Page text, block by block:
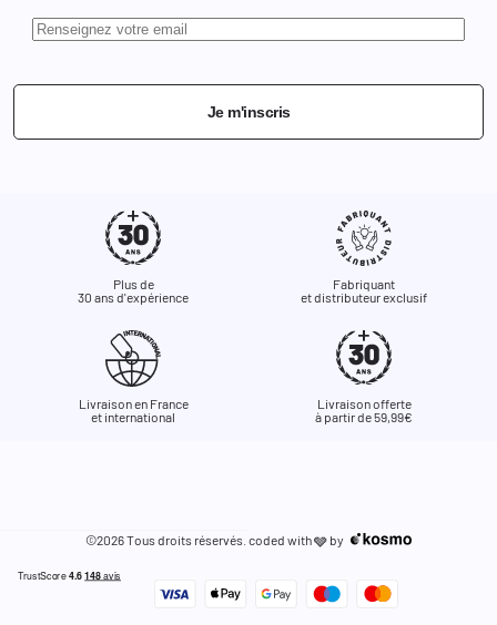
Je m'inscris
Plus de
30 ans d'expérience
Fabriquant
et distributeur exclusif
Livraison en France
et international
Livraison offerte
à partir de 59,99€
©2026 Tous droits réservés. coded with🩶 by